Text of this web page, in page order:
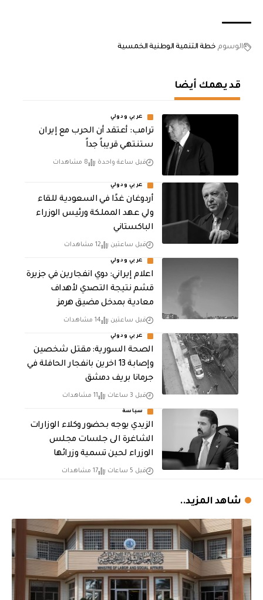
الوسوم خطة التنمية الوطنية الخمسية
قد يهمك أيضا
عربي ودولي
‏ترامب: أعتقد أن الحرب مع إيران
ستنتهي قريباً جداً
قبل ساعة واحدة 8 مشاهدات
عربي ودولي
أردوغان غدًا في السعودية للقاء
ولي عهد المملكة ورئيس الوزراء
الباكستاني
قبل ساعتين 12 مشاهدات
عربي ودولي
اعلام إيراني: دوي انفجارين في جزيرة
قشم نتيجة التصدي لأهداف
معادية بمدخل مضيق هرمز
قبل ساعتين 14 مشاهدات
عربي ودولي
الصحة السورية: مقتل شخصين
وإصابة 13 اخرين بانفجار الحافلة في
جرمانا بريف دمشق
قبل 3 ساعات 11 مشاهدات
سياسة
الزيدي يوجه بحضور وكلاء الوزارات
الشاغرة الى جلسات مجلس
الوزراء لحين تسمية وزرائها
قبل 5 ساعات 17 مشاهدات
شاهد المزيد..